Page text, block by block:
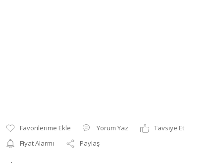
Yorum Yaz
Tavsiye Et
Fiyat Alarmı
Paylaş